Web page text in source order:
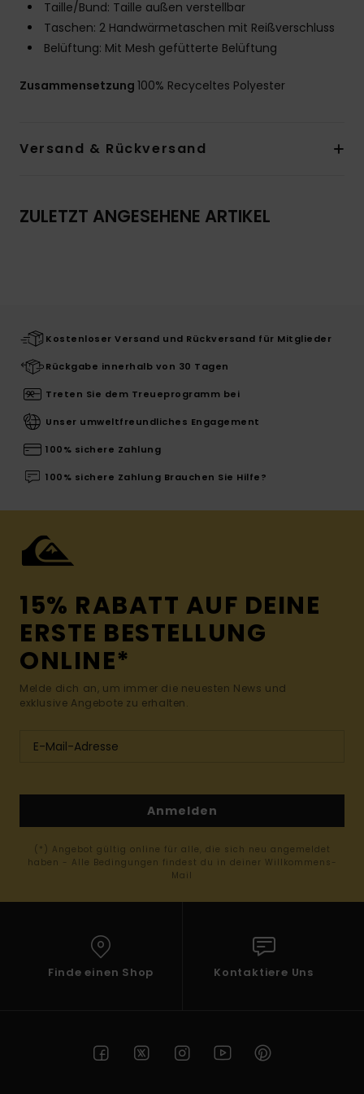
Taille/Bund: Taille außen verstellbar
Taschen: 2 Handwärmetaschen mit Reißverschluss
Belüftung: Mit Mesh gefütterte Belüftung
Zusammensetzung 100% Recyceltes Polyester
Versand & Rückversand
ZULETZT ANGESEHENE ARTIKEL
Kostenloser Versand und Rückversand für Mitglieder
Rückgabe innerhalb von 30 Tagen
Treten Sie dem Treueprogramm bei
Unser umweltfreundliches Engagement
100% sichere Zahlung
100% sichere Zahlung Brauchen Sie Hilfe?
15% RABATT AUF DEINE
ERSTE BESTELLUNG
ONLINE*
Melde dich an, um immer die neuesten News und
exklusive Angebote zu erhalten.
Anmelden
(*) Angebot gültig online für alle, die sich neu angemeldet
haben - Alle Bedingungen findest du in deiner Willkommens-
Mail
Finde einen Shop Kontaktiere Uns